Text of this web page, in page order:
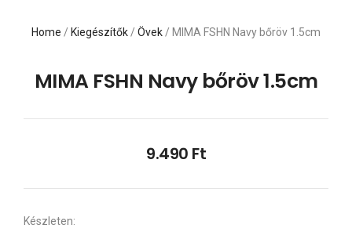
Home / Kiegészítők / Övek / MIMA FSHN Navy bőröv 1.5cm
MIMA FSHN Navy bőröv 1.5cm
9.490 Ft
Készleten: